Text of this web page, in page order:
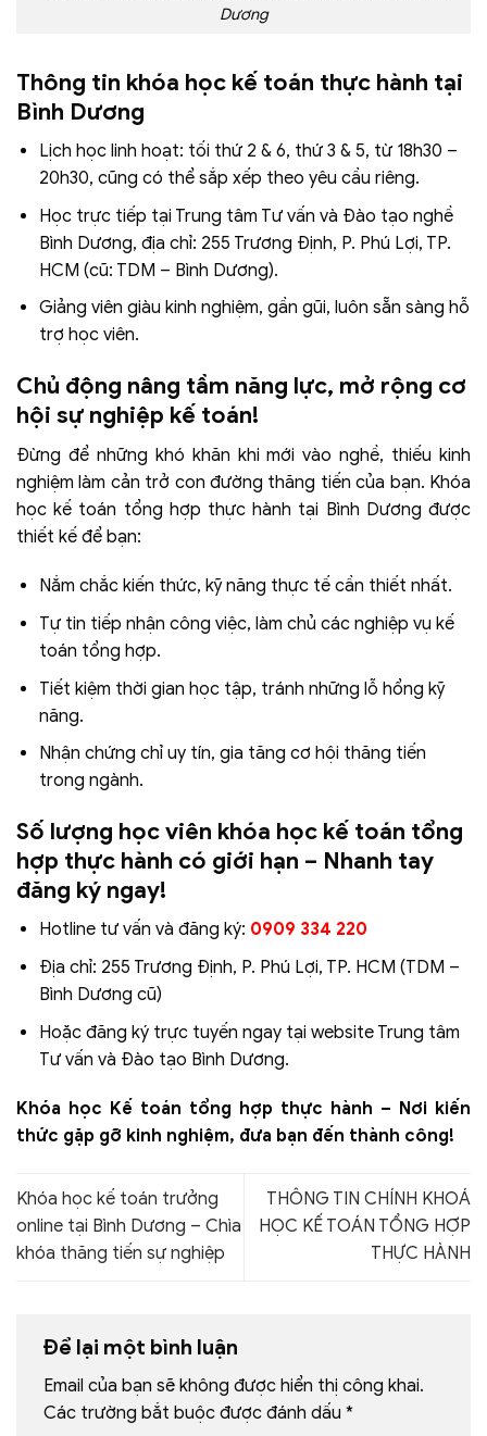
Dương
Thông tin khóa học kế toán thực hành tại
Bình Dương
Lịch học linh hoạt: tối thứ 2 & 6, thứ 3 & 5, từ 18h30 –
20h30, cũng có thể sắp xếp theo yêu cầu riêng.
Học trực tiếp tại Trung tâm Tư vấn và Đào tạo nghề
Bình Dương, địa chỉ: 255 Trương Định, P. Phú Lợi, TP.
HCM (cũ: TDM – Bình Dương).
Giảng viên giàu kinh nghiệm, gần gũi, luôn sẵn sàng hỗ
trợ học viên.
Chủ động nâng tầm năng lực, mở rộng cơ
hội sự nghiệp kế toán!
Đừng để những khó khăn khi mới vào nghề, thiếu kinh
nghiệm làm cản trở con đường thăng tiến của bạn. Khóa
học kế toán tổng hợp thực hành tại Bình Dương được
thiết kế để bạn:
Nắm chắc kiến thức, kỹ năng thực tế cần thiết nhất.
Tự tin tiếp nhận công việc, làm chủ các nghiệp vụ kế
toán tổng hợp.
Tiết kiệm thời gian học tập, tránh những lỗ hổng kỹ
năng.
Nhận chứng chỉ uy tín, gia tăng cơ hội thăng tiến
trong ngành.
Số lượng học viên khóa học kế toán tổng
hợp thực hành có giới hạn – Nhanh tay
đăng ký ngay!
Hotline tư vấn và đăng ký: 0909 334 220
Địa chỉ: 255 Trương Định, P. Phú Lợi, TP. HCM (TDM –
Bình Dương cũ)
Hoặc đăng ký trực tuyến ngay tại website Trung tâm
Tư vấn và Đào tạo Bình Dương.
Khóa học Kế toán tổng hợp thực hành – Nơi kiến
thức gặp gỡ kinh nghiệm, đưa bạn đến thành công!
Khóa học kế toán trưởng
online tại Bình Dương – Chìa
khóa thăng tiến sự nghiệp
THÔNG TIN CHÍNH KHOÁ
HỌC KẾ TOÁN TỔNG HỢP
THỰC HÀNH
Để lại một bình luận
Email của bạn sẽ không được hiển thị công khai.
Các trường bắt buộc được đánh dấu *